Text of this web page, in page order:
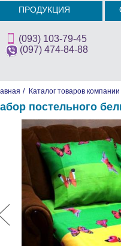
ПРОДУКЦИЯ
(093) 103-79-45
(097) 474-84-88
/ Каталог товаров
постельного